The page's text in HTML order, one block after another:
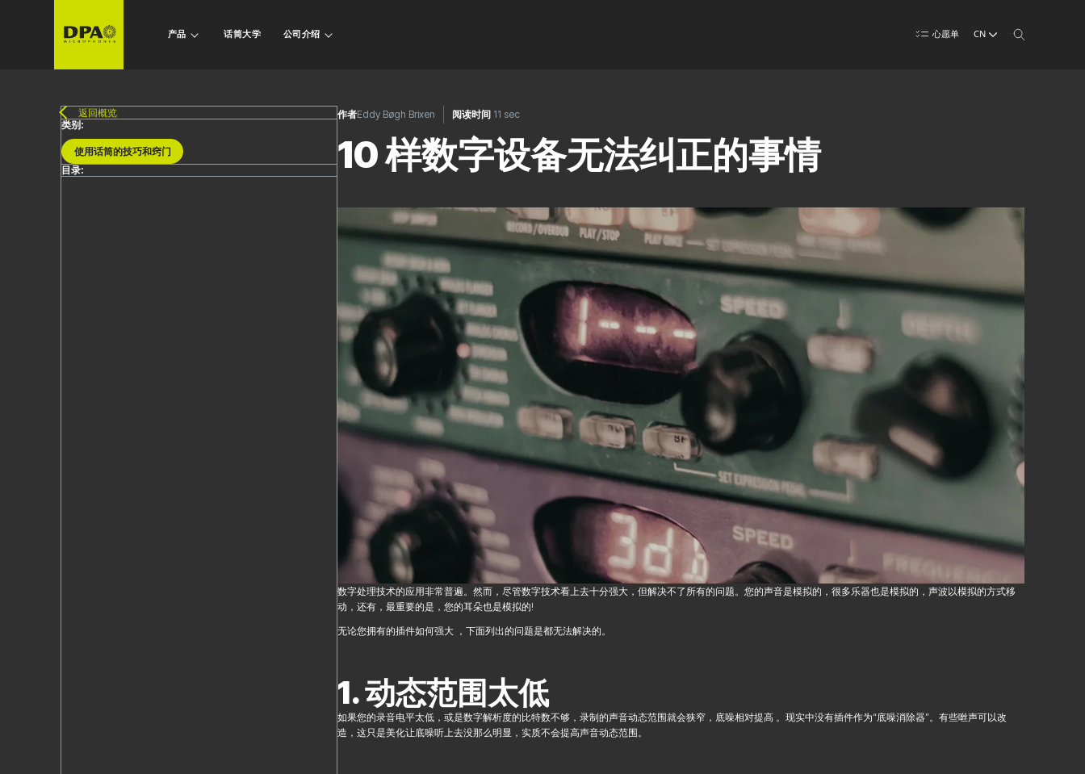
产品 话筒大学 公司介绍 心愿单 CN
返回概览
类别:
使用话筒的技巧和窍门
目录:
作者Eddy Bøgh Brixen 阅读时间 11 sec
10 样数字设备无法纠正的事情
数字处理技术的应用非常普遍。然而，尽管数字技术看上去十分强大，但解决不了所有的问题。您的声音是模拟的，很多乐器也是模拟的，声波以模拟的方式移
动，还有，最重要的是，您的耳朵也是模拟的!
无论您拥有的插件如何强大 ，下面列出的问题是都无法解决的。
1. 动态范围太低
如果您的录音电平太低，或是数字解析度的比特数不够，录制的声音动态范围就会狭窄，底噪相对提高 。现实中没有插件作为“底噪消除器”。有些咝声可以改
造，这只是美化让底噪听上去没那么明显，实质不会提高声音动态范围。